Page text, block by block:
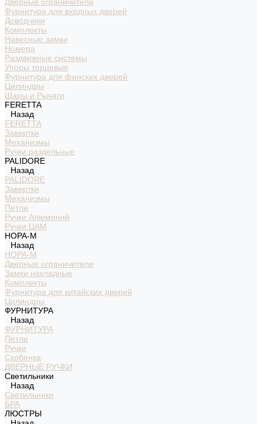
Фурнитура для входных дверей
Доводчики
Комплекты
Навесные замки
Номера
Раздвижные системы
Упоры торцевые
Фурнитура для финских дверей
Цилиндры
Шары и Рычаги
FERETTA
Назад
FERETTA
Завертки
Механизмы
Ручки раздельные
PALIDORE
Назад
PALIDORE
Завертки
Механизмы
Петли
Ручки Алюминий
Ручки ЦАМ
НОРА-М
Назад
НОРА-М
Дверные ограничители
Замки накладные
Комплекты
Фурнитура для китайских дверей
Цилиндры
ФУРНИТУРА
Назад
ФУРНИТУРА
Петли
Ручки
Скобянка
ДВЕРНЫЕ РУЧКИ
Светильники
Назад
Светильники
БРА
ЛЮСТРЫ